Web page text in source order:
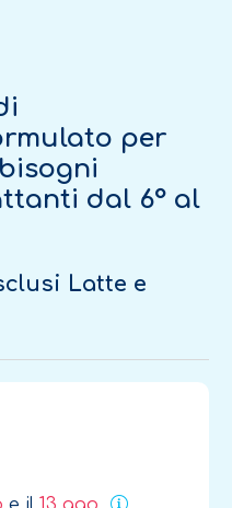
per
dal 6° al
Latte e